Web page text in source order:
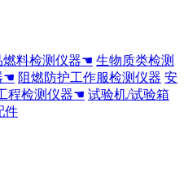
燃料检测仪器☚ 生物质类检测
☚ 阻燃防护工作服检测仪器 安
程检测仪器☚ 试验机/试验箱
件